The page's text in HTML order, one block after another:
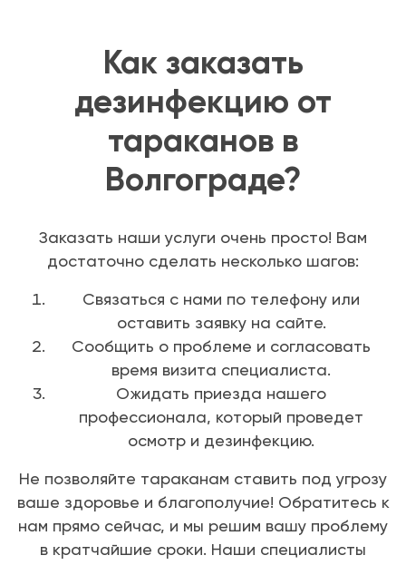
Как заказать
дезинфекцию от
тараканов в
Волгограде?
Заказать наши услуги очень просто! Вам
достаточно сделать несколько шагов:
Связаться с нами по телефону или
оставить заявку на сайте.
Сообщить о проблеме и согласовать
время визита специалиста.
Ожидать приезда нашего
профессионала, который проведет
осмотр и дезинфекцию.
Не позволяйте тараканам ставить под угрозу
ваше здоровье и благополучие! Обратитесь к
нам прямо сейчас, и мы решим вашу проблему
в кратчайшие сроки. Наши специалисты